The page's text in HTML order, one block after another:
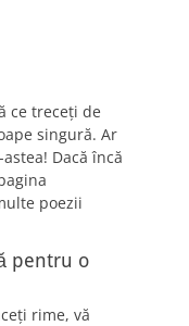
ce treceți de
singură. Ar
Dacă încă
poezii
pentru o
rime, vă